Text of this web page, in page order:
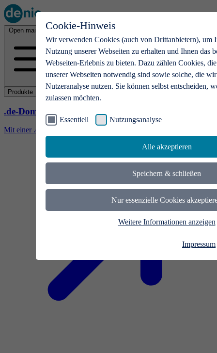
Cookie-Hinweis
Wir verwenden Cookies (auch von Drittanbietern), um
Nutzung unserer Webseiten zu erhalten und Ihnen das
Webseiten-Erlebnis zu bieten. Dazu zählen Cookies,
unserer Webseiten notwendig sind sowie solche, die
Nutzeranalyse nutzen. Sie können selbst entscheiden,
zulassen möchten.
Essentiell Nutzungsanalyse
Alle akzeptieren
Speichern & schließen
Nur essenzielle Cookies
Weitere Informationen anzeigen
Impressum
Open main menu
Produkte
.de-Domains
Mit einer .de-Domain erhalten Ideen eine Bühne